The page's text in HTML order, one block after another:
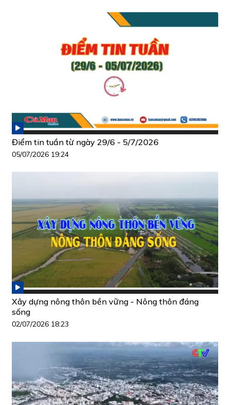
Điểm tin tuần từ ngày 29/6 - 5/7/2026
05/07/2026 19:24
Xây dựng nông thôn bền vững - Nông thôn đáng
sống
02/07/2026 18:23